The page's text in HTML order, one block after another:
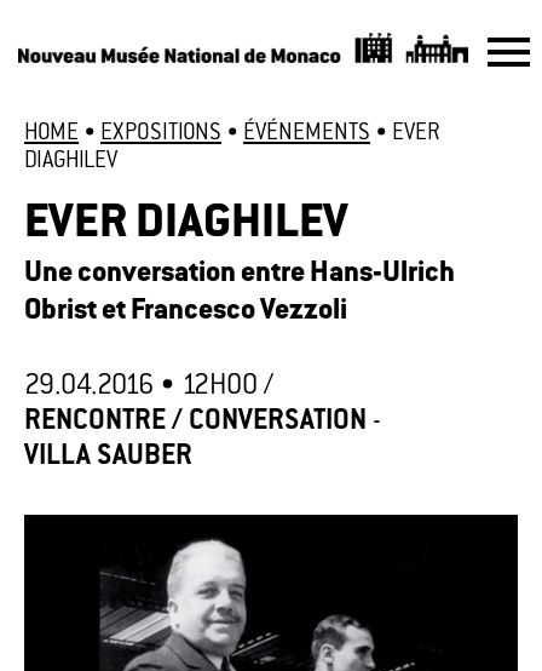
HOME • EXPOSITIONS • ÉVÉNEMENTS • EVER
DIAGHILEV
EVER DIAGHILEV
Une conversation entre Hans-Ulrich
Obrist et Francesco Vezzoli
29.04.2016 • 12H00 /
RENCONTRE / CONVERSATION -
VILLA SAUBER